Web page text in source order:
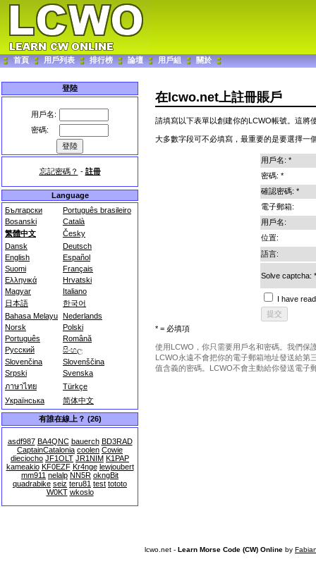
首頁 用戶列表 排行榜 論壇 用戶組 關於
登陸
用戶名:
密碼:
忘記密碼？ - 註冊
Language
Български
Português brasileiro
Bosanski
Català
繁體中文
Česky
Dansk
Deutsch
English
Español
Suomi
Français
Ελληνικά
Hrvatski
Magyar
Italiano
日本語
한국어
Bahasa Melayu Nederlands
Norsk
Polski
Português
Română
Русский
සිංහල
Slovenčina
Slovenščina
Srpski
Svenska
ภาษาไทย
Türkçe
Українська
简体中文
有誰在線上？ (26)
asdf987 BA4QNC bauerch BD3RAD
CaptainCatalonia coolen Cowie
dieciocho JF1OLT JR1NIM K1PAP
kameakio KF0EZF Kr4nge lewjoubert
mm911 nelalp NN5R okngBit
quadrabike seiz teru81 test tototo
W0KT wkoslo
在lcwo.net上註冊賬戶
請填寫以下表單以創建你的LCWO帳號。這將
大多數字段可不必填寫，最重要的是要選擇一
用戶名: *
密碼: *
確認密碼: *
電子郵箱:
用戶名:
位置:
語言:
Solve captcha: *
I have
* = 必填項
使用LCWO，你只需要用戶名和密碼。我們保
LCWO永遠不會把你的電子郵箱地址發送給第
值含義的密碼。LCWO不會主動給你發送電子
lcwo.net - Learn Morse Code (CW) Online by